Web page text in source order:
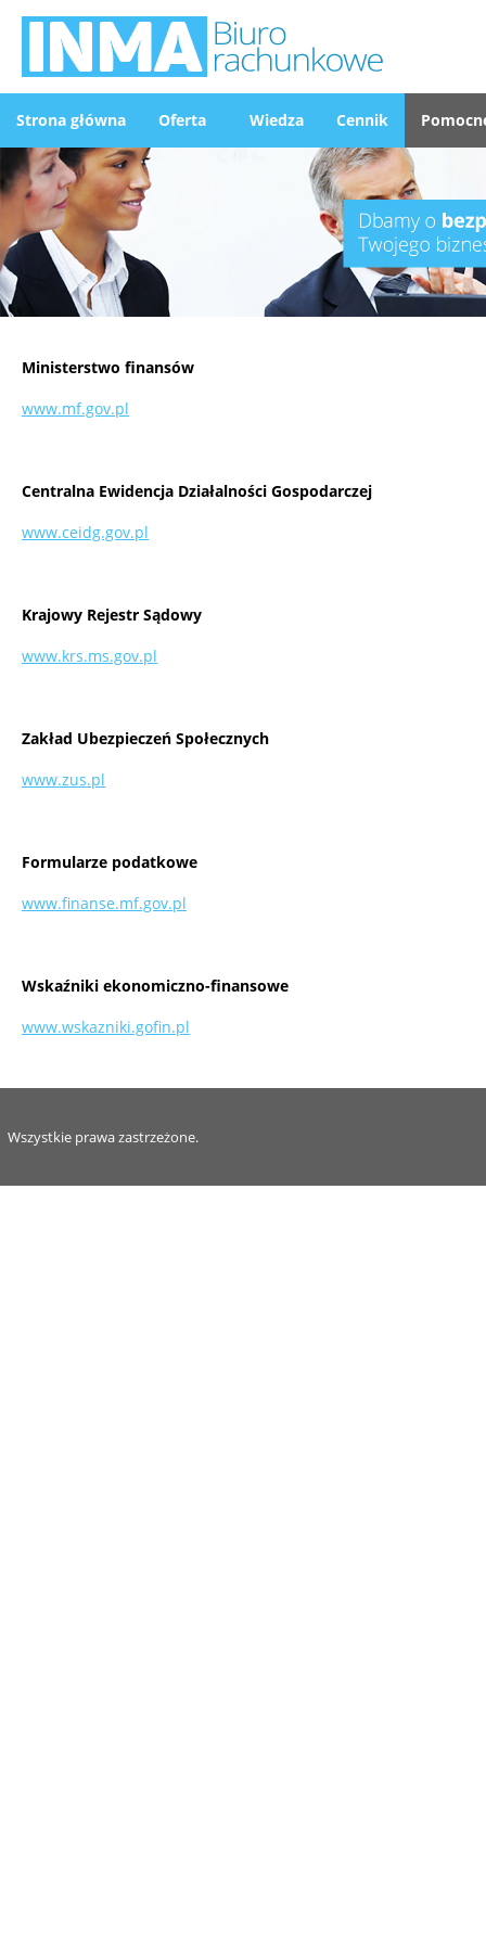
Strona główna Oferta Wiedza Cennik
Ministerstwo finansów
www.mf.gov.pl
Centralna Ewidencja Działalności Gospodarczej
www.ceidg.gov.pl
Krajowy Rejestr Sądowy
www.krs.ms.gov.pl
Zakład Ubezpieczeń Społecznych
www.zus.pl
Formularze podatkowe
www.finanse.mf.gov.pl
Wskaźniki ekonomiczno-finansowe
www.wskazniki.gofin.pl
Wszystkie prawa zastrzeżone.